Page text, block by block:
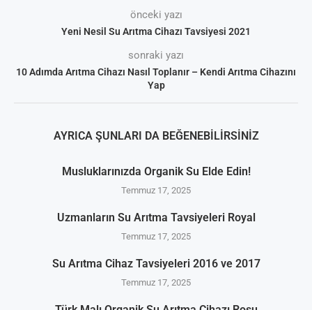
önceki yazı
Yeni Nesil Su Arıtma Cihazı Tavsiyesi 2021
sonraki yazı
10 Adımda Arıtma Cihazı Nasıl Toplanır – Kendi Arıtma Cihazını
Yap
AYRICA ŞUNLARI DA BEĞENEBILIRSINIZ
Musluklarınızda Organik Su Elde Edin!
Temmuz 17, 2025
Uzmanların Su Arıtma Tavsiyeleri Royal
Temmuz 17, 2025
Su Arıtma Cihaz Tavsiyeleri 2016 ve 2017
Temmuz 17, 2025